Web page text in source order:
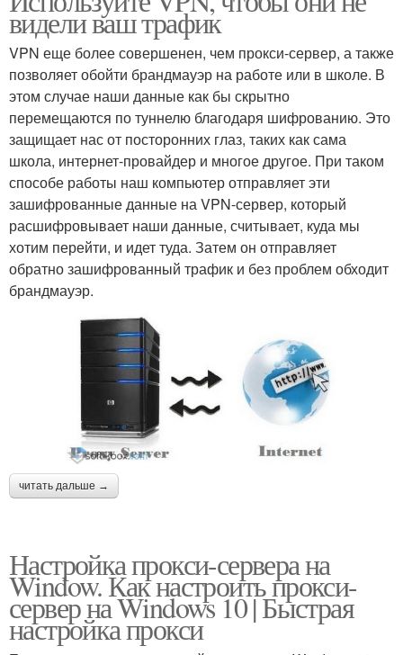
видели ваш трафик
VPN еще более совершенен, чем прокси-сервер, а также
позволяет обойти брандмауэр на работе или в школе. В
этом случае наши данные как бы скрытно
перемещаются по туннелю благодаря шифрованию. Это
защищает нас от посторонних глаз, таких как сама
школа, интернет-провайдер и многое другое. При таком
способе работы наш компьютер отправляет эти
зашифрованные данные на VPN-сервер, который
расшифровывает наши данные, считывает, куда мы
хотим перейти, и идет туда. Затем он отправляет
обратно зашифрованный трафик и без проблем обходит
брандмауэр.
читать дальше →
Настройка прокси-сервера на
Window. Как настроить прокси-
сервер на Windows 10 | Быстрая
настройка прокси